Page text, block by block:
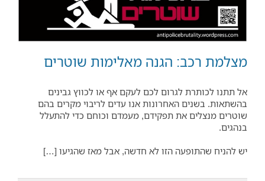
מצלמת רכב: הגנה מאלימות שוטרים
אל תתנו לכותרת לגרום לכם לעקם אף או לכווץ גבינים
בהשתאות. בשנים האחרונות אנו עדים לריבוי מקרים בהם
שוטרים מנצלים את תפקידם, מעמדם וכוחם כדי להתעלל
בנהגים.
יש להניח שהתופעה הזו לא חדשה, אבל מאז שהגיעו […]